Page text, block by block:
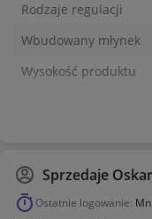
Rodzaje regulacji
Wbudowany młynek
Wysokość produktu
Sprzedaje
Ostatnie logowanie: